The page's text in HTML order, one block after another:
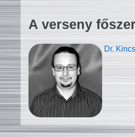
A verseny
Dr.